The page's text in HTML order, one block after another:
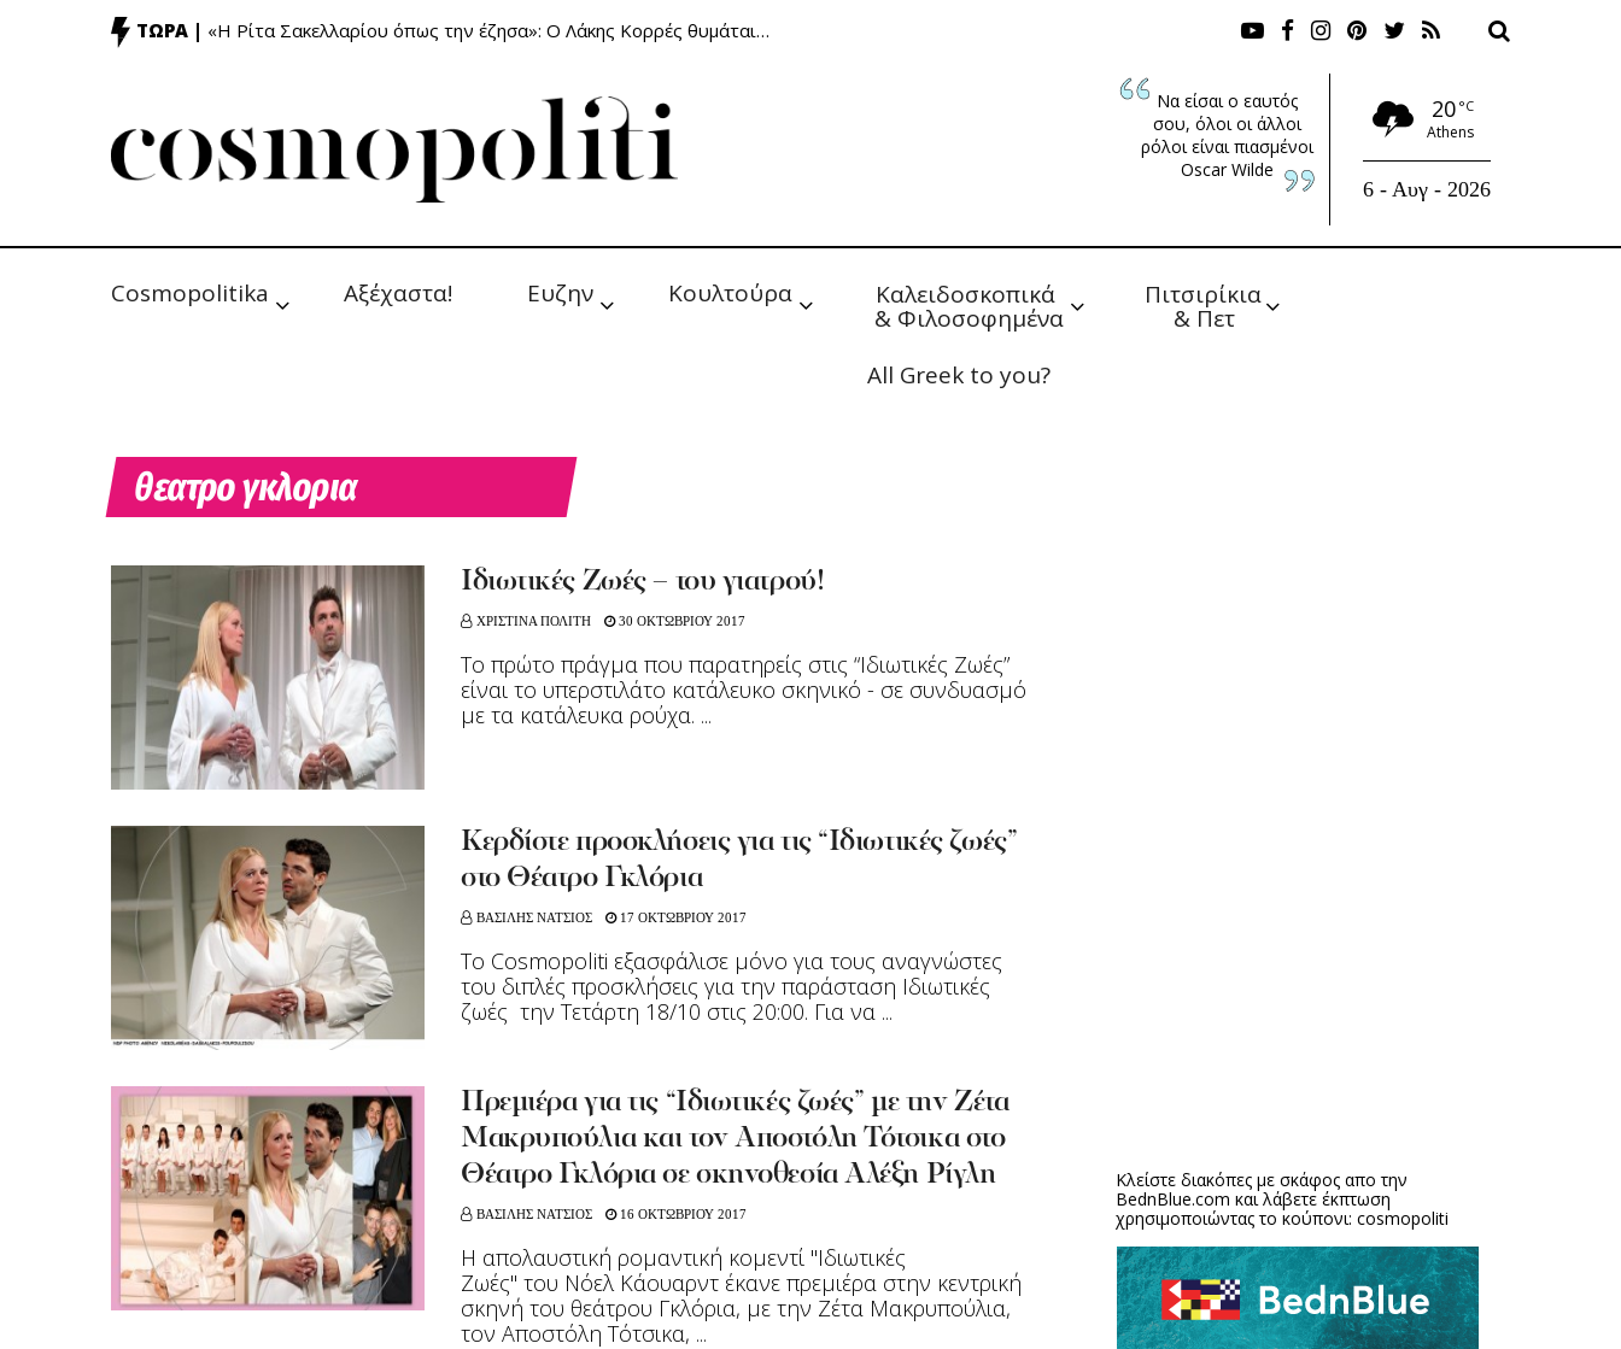
ΤΩΡΑ | «Η Ρίτα Σακελλαρίου όπως την έζησα»: Ο Λάκης Κορρές θυμάται…
Να είσαι ο εαυτός
σου, όλοι οι άλλοι
ρόλοι είναι πιασμένοι
Oscar Wilde
20 °C
Athens
6 - Αυγ - 2026
Cosmopolitika Αξέχαστα! Ευζην Κουλτούρα Καλειδοσκοπικά
& Φιλοσοφημένα
Πιτσιρίκια
& Πετ
All Greek to you?
θεατρο γκλορια
Ιδιωτικές Ζωές – του γιατρού!
ΧΡΙΣΤΙΝΑ ΠΟΛΙΤΗ 30 ΟΚΤΩΒΡΙΟΥ 2017
Το πρώτο πράγμα που παρατηρείς στις “Ιδιωτικές Ζωές”
είναι το υπερστιλάτο κατάλευκο σκηνικό - σε συνδυασμό
με τα κατάλευκα ρούχα. ...
Κερδίστε προσκλήσεις για τις “Ιδιωτικές ζωές”
στο Θέατρο Γκλόρια
ΒΑΣΙΛΗΣ ΝΑΤΣΙΟΣ 17 ΟΚΤΩΒΡΙΟΥ 2017
Το Cosmopoliti εξασφάλισε μόνο για τους αναγνώστες
του διπλές προσκλήσεις για την παράσταση Iδιωτικές
ζωές την Τετάρτη 18/10 στις 20:00. Για να ...
Πρεμιέρα για τις “Ιδιωτικές ζωές” με την Ζέτα
Μακρυπούλια και τον Αποστόλη Τότσικα στο
Θέατρο Γκλόρια σε σκηνοθεσία Αλέξη Ρίγλη
ΒΑΣΙΛΗΣ ΝΑΤΣΙΟΣ 16 ΟΚΤΩΒΡΙΟΥ 2017
Η απολαυστική ρομαντική κομεντί "Ιδιωτικές
Ζωές" του Νόελ Κάουαρντ έκανε πρεμιέρα στην κεντρική
σκηνή του θεάτρου Γκλόρια, με την Ζέτα Μακρυπούλια,
τον Αποστόλη Τότσικα, ...
Κλείστε διακόπες με σκάφος απο την
BednBlue.com και λάβετε έκπτωση
χρησιμοποιώντας το κούπονι: cosmopoliti